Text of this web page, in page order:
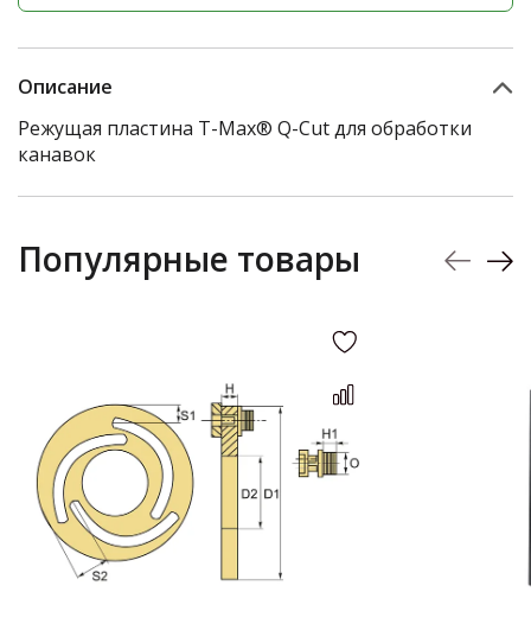
Описание
Режущая пластина T-Max® Q-Cut для обработки
канавок
Популярные товары